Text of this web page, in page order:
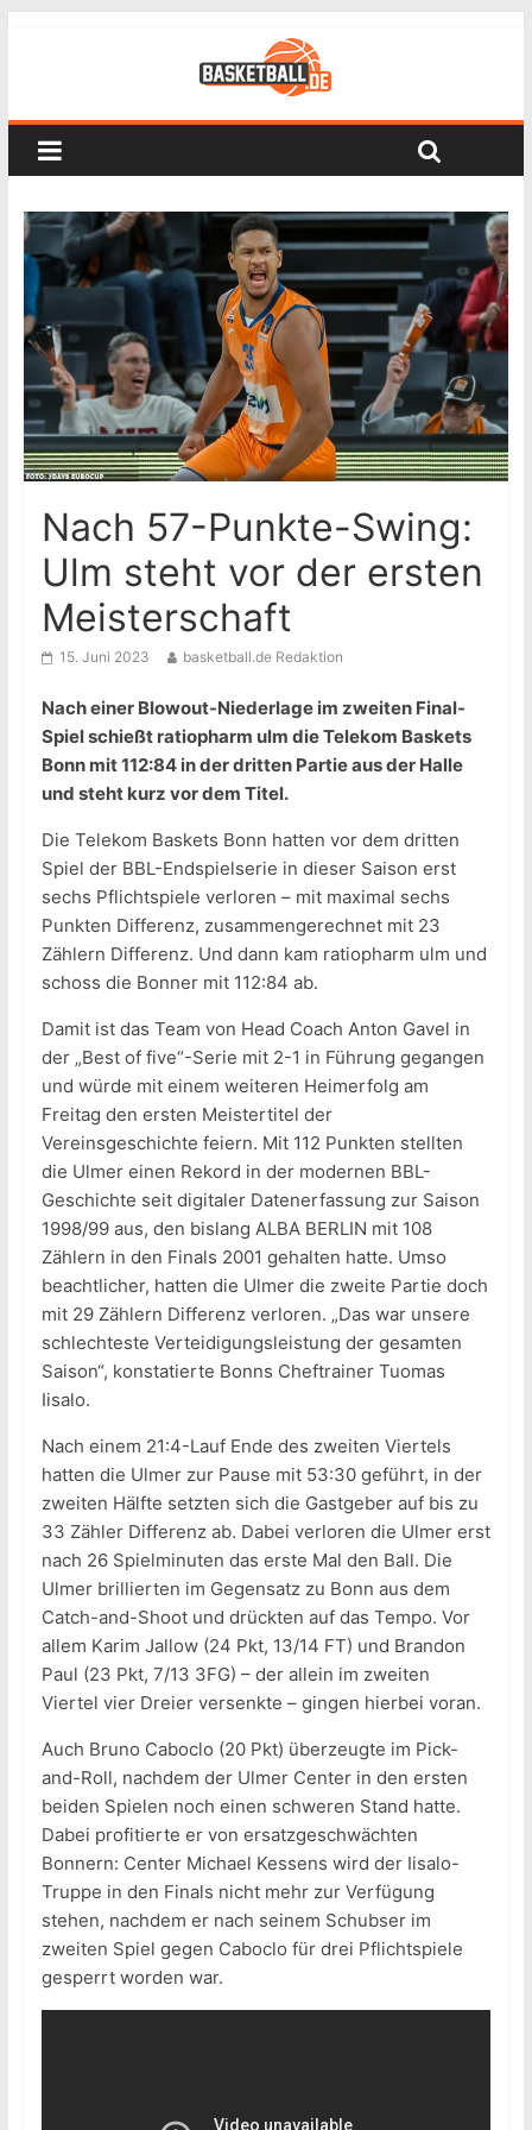
Nach 57-Punkte-Swing:
Ulm steht vor der ersten
Meisterschaft
15. Juni 2023 basketball.de Redaktion
Nach einer Blowout-Niederlage im zweiten Final-
Spiel schießt ratiopharm ulm die Telekom Baskets
Bonn mit 112:84 in der dritten Partie aus der Halle
und steht kurz vor dem Titel.
Die Telekom Baskets Bonn hatten vor dem dritten
Spiel der BBL-Endspielserie in dieser Saison erst
sechs Pflichtspiele verloren – mit maximal sechs
Punkten Differenz, zusammengerechnet mit 23
Zählern Differenz. Und dann kam ratiopharm ulm und
schoss die Bonner mit 112:84 ab.
Damit ist das Team von Head Coach Anton Gavel in
der „Best of five“-Serie mit 2-1 in Führung gegangen
und würde mit einem weiteren Heimerfolg am
Freitag den ersten Meistertitel der
Vereinsgeschichte feiern. Mit 112 Punkten stellten
die Ulmer einen Rekord in der modernen BBL-
Geschichte seit digitaler Datenerfassung zur Saison
1998/99 aus, den bislang ALBA BERLIN mit 108
Zählern in den Finals 2001 gehalten hatte. Umso
beachtlicher, hatten die Ulmer die zweite Partie doch
mit 29 Zählern Differenz verloren. „Das war unsere
schlechteste Verteidigungsleistung der gesamten
Saison“, konstatierte Bonns Cheftrainer Tuomas
Iisalo.
Nach einem 21:4-Lauf Ende des zweiten Viertels
hatten die Ulmer zur Pause mit 53:30 geführt, in der
zweiten Hälfte setzten sich die Gastgeber auf bis zu
33 Zähler Differenz ab. Dabei verloren die Ulmer erst
nach 26 Spielminuten das erste Mal den Ball. Die
Ulmer brillierten im Gegensatz zu Bonn aus dem
Catch-and-Shoot und drückten auf das Tempo. Vor
allem Karim Jallow (24 Pkt, 13/14 FT) und Brandon
Paul (23 Pkt, 7/13 3FG) – der allein im zweiten
Viertel vier Dreier versenkte – gingen hierbei voran.
Auch Bruno Caboclo (20 Pkt) überzeugte im Pick-
and-Roll, nachdem der Ulmer Center in den ersten
beiden Spielen noch einen schweren Stand hatte.
Dabei profitierte er von ersatzgeschwächten
Bonnern: Center Michael Kessens wird der Iisalo-
Truppe in den Finals nicht mehr zur Verfügung
stehen, nachdem er nach seinem Schubser im
zweiten Spiel gegen Caboclo für drei Pflichtspiele
gesperrt worden war.